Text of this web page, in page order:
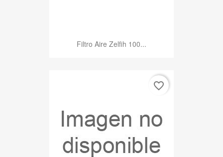
Filtro Aire Zelfih 100...
favorite_border